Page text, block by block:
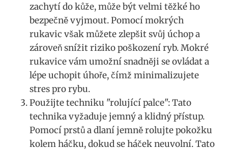
zachytí do kůže, může být velmi těžké ho
bezpečně vyjmout. Pomocí mokrých
rukavic však můžete zlepšit svůj úchop a
zároveň snížit riziko poškození ryb. Mokré
rukavice vám umožní snadněji se ovládat a
lépe uchopit úhoře, čímž minimalizujete
stres pro rybu.
Použijte techniku "rolující palce": Tato
technika vyžaduje jemný a klidný přístup.
Pomocí prstů a dlaní jemně rolujte pokožku
kolem háčku, dokud se háček neuvolní. Tato